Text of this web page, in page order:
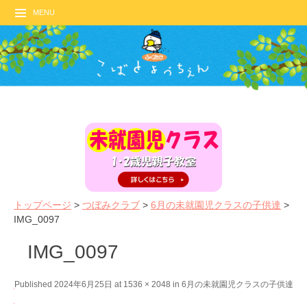
MENU
トップページ > つぼみクラブ > 6月の未就園児クラスの子供達 >
IMG_0097
IMG_0097
Published 2024年6月25日 at 1536 × 2048 in 6月の未就園児クラスの子供達
←
N